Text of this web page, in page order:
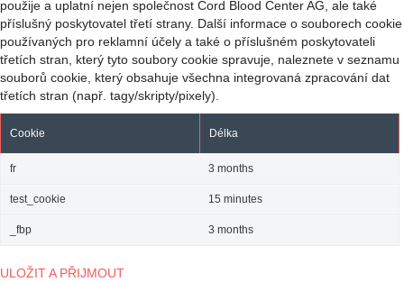
použije a uplatní nejen společnost Cord Blood Center AG, ale také
příslušný poskytovatel třetí strany. Další informace o souborech cookie
používaných pro reklamní účely a také o příslušném poskytovateli
třetích stran, který tyto soubory cookie spravuje, naleznete v seznamu
souborů cookie, který obsahuje všechna integrovaná zpracování dat
třetích stran (např. tagy/skripty/pixely).
Cookie Délka
fr 3 months
test_cookie 15 minutes
_fbp 3 months
ULOŽIT A PŘIJMOUT